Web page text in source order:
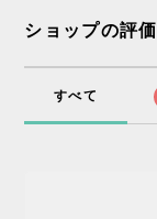
ショップの評価
すべて